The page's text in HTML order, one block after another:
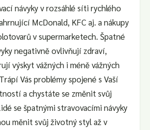
návyky v rozsáhlé síti rychlého
McDonald, KFC aj. a nákupy
v supermarketech. Špatné
negativně ovlivňují zdraví,
výskyt vážných i méně vážných
Vás problémy spojené s Vaší
a chystáte se změnit svůj
se špatnými stravovacími návyky
měnit svůj životný styl až v